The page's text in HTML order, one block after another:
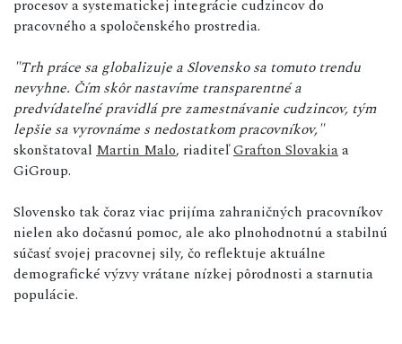
procesov a systematickej integrácie cudzincov do
pracovného a spoločenského prostredia.
"Trh práce sa globalizuje a Slovensko sa tomuto trendu
nevyhne. Čím skôr nastavíme transparentné a
predvídateľné pravidlá pre zamestnávanie cudzincov, tým
lepšie sa vyrovnáme s nedostatkom pracovníkov,"
skonštatoval Martin Malo, riaditeľGrafton Slovakiaa
GiGroup.
Slovensko tak čoraz viac prijíma zahraničných pracovníkov
nielen ako dočasnú pomoc, ale ako plnohodnotnú a stabilnú
súčasť svojej pracovnej sily, čo reflektuje aktuálne
demografické výzvy vrátane nízkej pôrodnosti a starnutia
populácie.